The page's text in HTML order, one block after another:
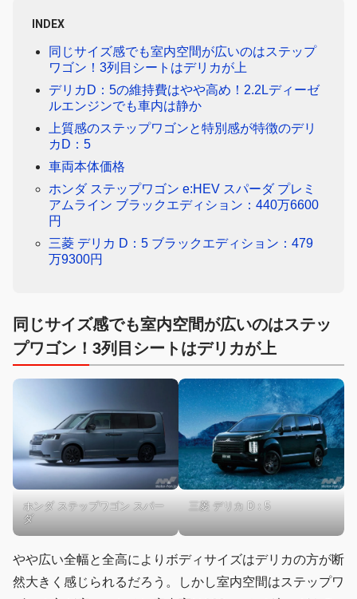
INDEX
同じサイズ感でも室内空間が広いのはステップ
ワゴン！3列目シートはデリカが上
デリカD：5の維持費はやや高め！2.2Lディーゼ
ルエンジンでも車内は静か
上質感のステップワゴンと特別感が特徴のデリ
カD：5
車両本体価格
ホンダ ステップワゴン e:HEV スパーダ プレミ
アムライン ブラックエディション：440万6600
円
三菱 デリカ D：5 ブラックエディション：479
万9300円
同じサイズ感でも室内空間が広いのはステッ
プワゴン！3列目シートはデリカが上
ホンダ ステップワゴン スパー
ダ
三菱 デリカ D：5
やや広い全幅と全高によりボディサイズはデリカの方が断
然大きく感じられるだろう。しかし室内空間はステップワ